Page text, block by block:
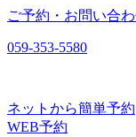
ご予約・お問い合
059-353-5580
ネットから簡単予約
WEB予約